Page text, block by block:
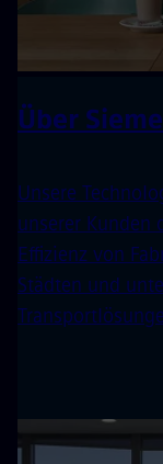
Über
Unsere
unserer Kunden
Effizienz von
Städten und